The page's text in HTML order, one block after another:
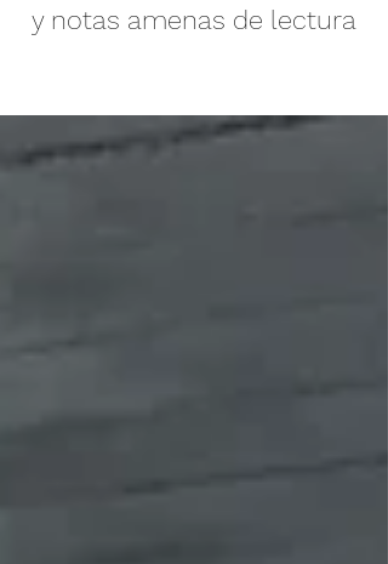
y notas amenas de lectura